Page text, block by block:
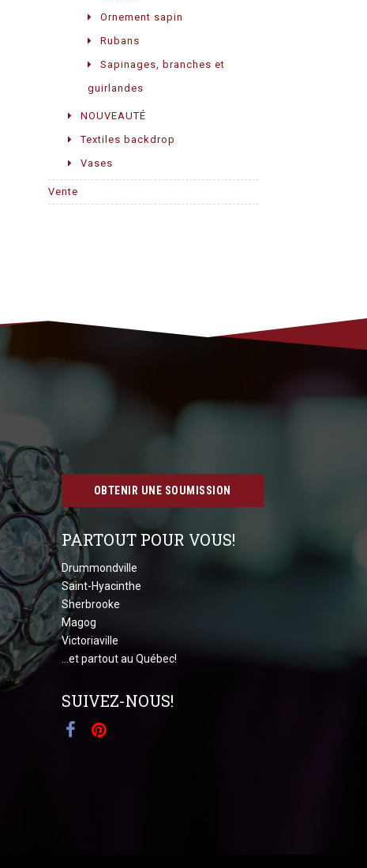
Ornement sapin
Rubans
Sapinages, branches et
guirlandes
NOUVEAUTÉ
Textiles backdrop
Vases
Vente
OBTENIR UNE SOUMISSION
PARTOUT POUR VOUS!
Drummondville
Saint-Hyacinthe
Sherbrooke
Magog
Victoriaville
...et partout au Québec!
SUIVEZ-NOUS!